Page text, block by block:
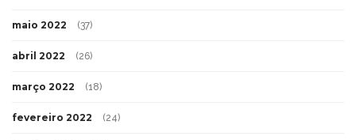
maio 2022 (37)
abril 2022 (26)
março 2022 (18)
fevereiro 2022 (24)